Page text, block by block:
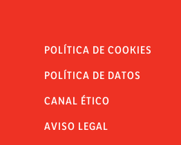
POLÍTICA DE COOKIES
POLÍTICA DE DATOS
CANAL ÉTICO
AVISO LEGAL